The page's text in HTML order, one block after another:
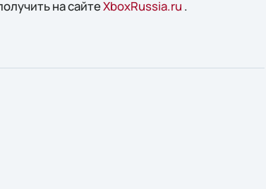
на сайтеXboxRussia.ru .